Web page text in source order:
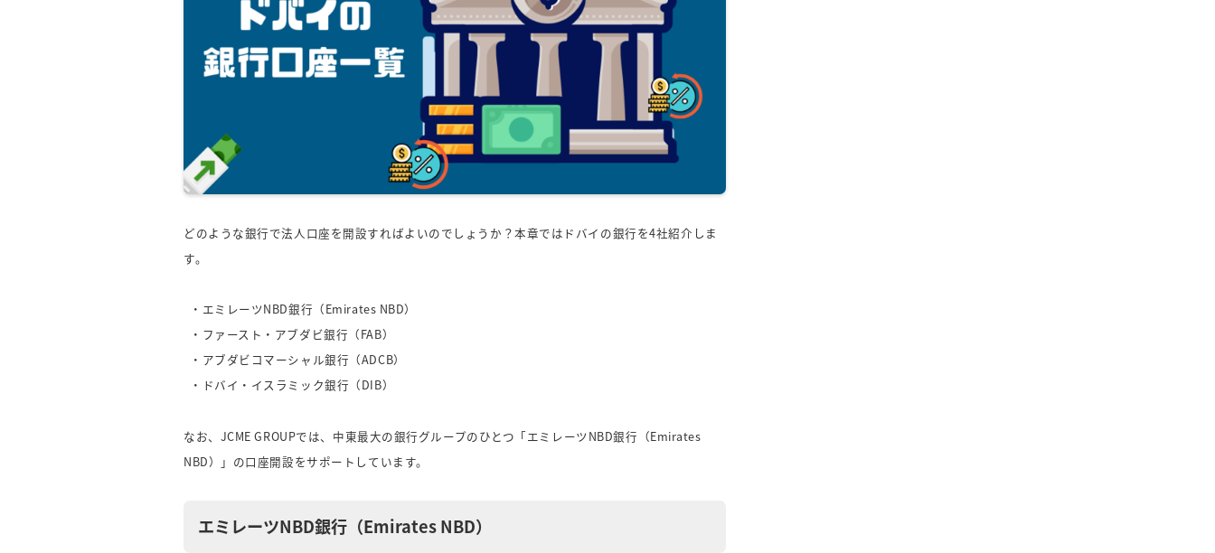
どのような銀行で法人口座を開設すればよいのでしょうか？本章ではドバイの銀行を4社紹介しま
す。
・エミレーツNBD銀行（Emirates NBD）
・ファースト・アブダビ銀行（FAB）
・アブダビコマーシャル銀行（ADCB）
・ドバイ・イスラミック銀行（DIB）
なお、JCME GROUPでは、中東最大の銀行グループのひとつ「エミレーツNBD銀行（Emirates
NBD）」の口座開設をサポートしています。
エミレーツNBD銀行（Emirates NBD）